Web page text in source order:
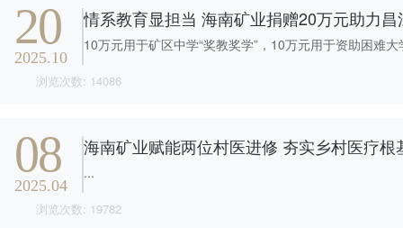
601969）。
探索更多 
海南矿业成立于2007年，
在上海证券交易所挂牌上
市（股票代码：
601969）。
探索更多
履行企业社会责任，与利
益相关方共享发展成果。
探索更多
续成长"的发展理念，积极
响应"双碳"目标行动，切实
履行企业社会责任，与利
益相关方共享发展成果。
探索更多
者的关切问题，增进投资
者对企业价值及经营理念
的认同感，努力构建和谐
互信的资本市场生态圈。
及时回应资本市场及投资
者的关切问题，增进投资
者对企业价值及经营理念
的认同感，努力构建和谐
互信的资本市场生态圈。
20
2025.10
情系教育显担当 海南矿业捐赠20万元助力
浏览次数: 14086
08
2025.04
海南矿业赋能两位村医进修 夯实乡村医疗根
...
浏览次数: 19782